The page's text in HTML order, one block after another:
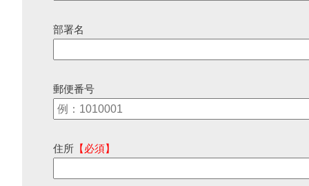
部署名
郵便番号
住所 【必須】